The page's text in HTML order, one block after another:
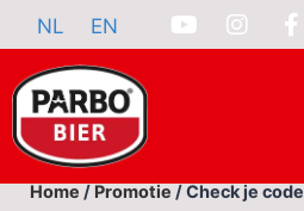
NL EN
Home / Promotie /Check je code